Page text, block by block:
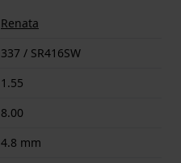
Renata
337 / SR416SW
1.55
8.00
4.8 mm